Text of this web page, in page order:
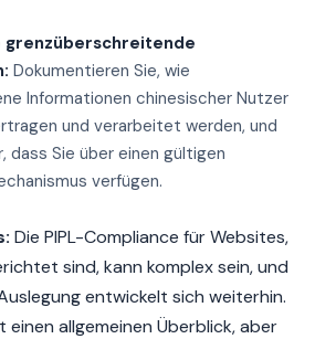
grenzüberschreitende
Dokumentieren Sie, wie
Informationen chinesischer Nutzer
und verarbeitet werden, und
dass Sie über einen gültigen
verfügen.
Die PIPL-Compliance für Websites,
sind, kann komplex sein, und
entwickelt sich weiterhin.
allgemeinen Überblick, aber